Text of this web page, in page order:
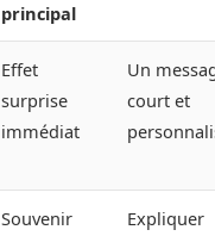
principal
Effet
surprise
immédiat
Un
court et
Souvenir
Expliquer